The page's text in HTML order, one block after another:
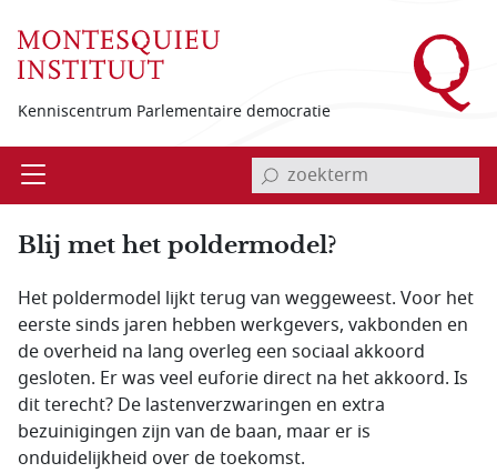
Kenniscentrum Parlementaire democratie
Open invoerveld zoekterm
Blij met het poldermodel?
Het poldermodel lijkt terug van weggeweest. Voor het
eerste sinds jaren hebben werkgevers, vakbonden en
de overheid na lang overleg een sociaal akkoord
gesloten. Er was veel euforie direct na het akkoord. Is
dit terecht? De lastenverzwaringen en extra
bezuinigingen zijn van de baan, maar er is
onduidelijkheid over de toekomst.